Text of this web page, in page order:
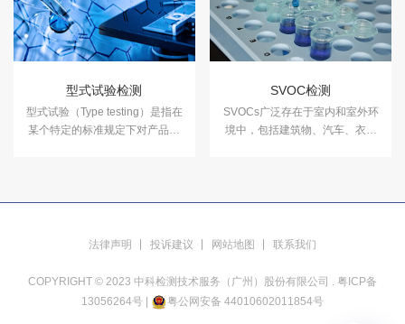
型式试验检测
型式试验（Type testing）是指在
某个特定的标准规定下对产品进
SVOC检测
SVOCs广泛存在于室内和室外环
境中，包括建筑物、汽车、衣物
法律声明 投诉建议 网站地图 联系我们
COPYRIGHT © 2023 中科检测技术服务（广州）股份有限公司 . 粤ICP备
13056264号
粤公网安备 44010602011854号